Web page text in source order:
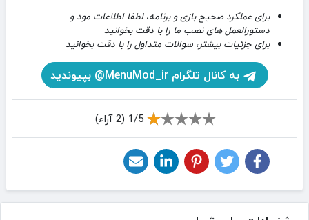
برای عملکرد صحیح بازی و برنامه، لطفا اطلاعات مود و
دستورالعمل های نصب ما را با دقت بخوانید
برای جزئیات بیشتر، سوالات متداول را با دقت بخوانید
به کانال تلگرام MenuMod_ir@ بپیوندید
1/5 (2 آراء)